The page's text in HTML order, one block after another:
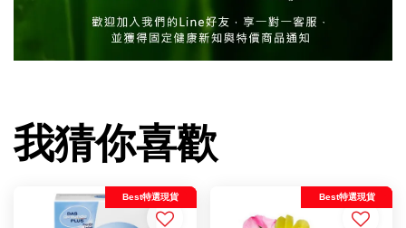
我猜你喜歡
Best特選現貨 Best特選現貨